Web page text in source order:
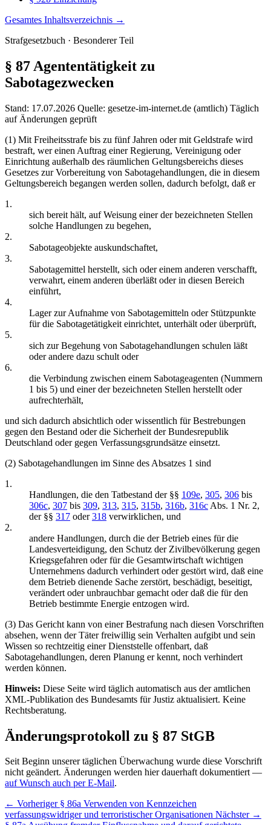
Gesamtes Inhaltsverzeichnis →
Strafgesetzbuch · Besonderer Teil
§ 87 Agententätigkeit zu
Sabotagezwecken
Stand: 17.07.2026 Quelle: gesetze-im-internet.de (amtlich) Täglich
auf Änderungen geprüft
(1) Mit Freiheitsstrafe bis zu fünf Jahren oder mit Geldstrafe wird
bestraft, wer einen Auftrag einer Regierung, Vereinigung oder
Einrichtung außerhalb des räumlichen Geltungsbereichs dieses
Gesetzes zur Vorbereitung von Sabotagehandlungen, die in diesem
Geltungsbereich begangen werden sollen, dadurch befolgt, daß er
1.
sich bereit hält, auf Weisung einer der bezeichneten Stellen
solche Handlungen zu begehen,
2.
Sabotageobjekte auskundschaftet,
3.
Sabotagemittel herstellt, sich oder einem anderen verschafft,
verwahrt, einem anderen überläßt oder in diesen Bereich
einführt,
4.
Lager zur Aufnahme von Sabotagemitteln oder Stützpunkte
für die Sabotagetätigkeit einrichtet, unterhält oder überprüft,
5.
sich zur Begehung von Sabotagehandlungen schulen läßt
oder andere dazu schult oder
6.
die Verbindung zwischen einem Sabotageagenten (Nummern
1 bis 5) und einer der bezeichneten Stellen herstellt oder
aufrechterhält,
und sich dadurch absichtlich oder wissentlich für Bestrebungen
gegen den Bestand oder die Sicherheit der Bundesrepublik
Deutschland oder gegen Verfassungsgrundsätze einsetzt.
(2) Sabotagehandlungen im Sinne des Absatzes 1 sind
1.
Handlungen, die den Tatbestand der §§ 109e, 305, 306 bis
306c, 307 bis 309, 313, 315, 315b, 316b, 316c Abs. 1 Nr. 2,
der §§ 317 oder318 verwirklichen, und
2.
andere Handlungen, durch die der Betrieb eines für die
Landesverteidigung, den Schutz der Zivilbevölkerung gegen
Kriegsgefahren oder für die Gesamtwirtschaft wichtigen
Unternehmens dadurch verhindert oder gestört wird, daß eine
dem Betrieb dienende Sache zerstört, beschädigt, beseitigt,
verändert oder unbrauchbar gemacht oder daß die für den
Betrieb bestimmte Energie entzogen wird.
(3) Das Gericht kann von einer Bestrafung nach diesen Vorschriften
absehen, wenn der Täter freiwillig sein Verhalten aufgibt und sein
Wissen so rechtzeitig einer Dienststelle offenbart, daß
Sabotagehandlungen, deren Planung er kennt, noch verhindert
werden können.
Hinweis: Diese Seite wird täglich automatisch aus der amtlichen
XML-Publikation des Bundesamts für Justiz aktualisiert. Keine
Rechtsberatung.
Änderungsprotokoll zu § 87 StGB
Seit Beginn unserer täglichen Überwachung wurde diese Vorschrift
nicht geändert. Änderungen werden hier dauerhaft dokumentiert —
auf Wunsch auch per E-Mail.
← Vorheriger § 86a Verwenden von Kennzeichen
verfassungswidriger und terroristischer Organisationen Nächster →